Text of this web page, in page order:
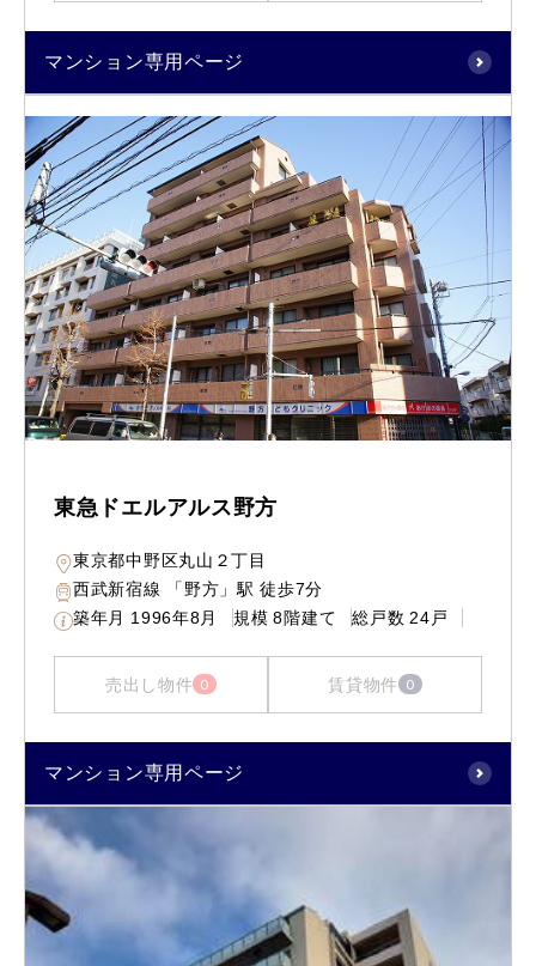
マンション専用ページ
東急ドエルアルス野方
東京都中野区丸山２丁目
西武新宿線 「野方」駅 徒歩7分
築年月 1996年8月 規模 8階建て 総戸数 24戸
売出し物件 0 賃貸物件 0
マンション専用ページ